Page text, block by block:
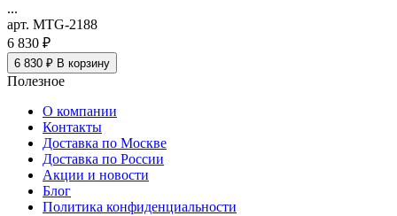
...
арт. MTG-2188
6 830 ₽
6 830 ₽ В корзину
Полезное
О компании
Контакты
Доставка по Москве
Доставка по России
Акции и новости
Блог
Политика конфиденциальности